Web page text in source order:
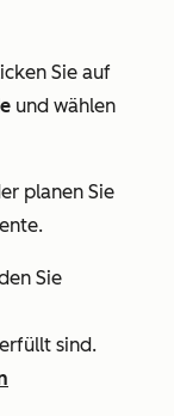
Sie auf
und wählen
planen Sie
Sie
sind.